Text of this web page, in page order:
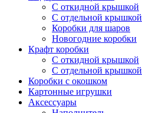
С откидной крышкой
С отдельной крышкой
Коробки для шаров
Новогодние коробки
Крафт коробки
С откидной крышкой
С отдельной крышкой
Коробки с окошком
Картонные игрушки
Аксессуары